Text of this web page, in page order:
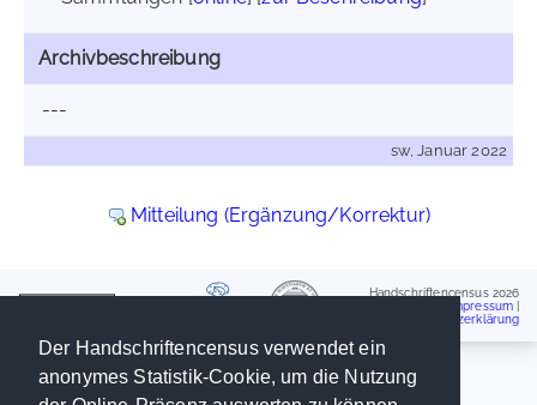
Der Handschriftencensus verwendet ein
anonymes Statistik-Cookie, um die Nutzung
Archivbeschreibung
---
sw, Januar 2022
Mitteilung (Ergänzung/Korrektur)
Handschriftencensus 2026
Impressum
Datenschutzerklärung